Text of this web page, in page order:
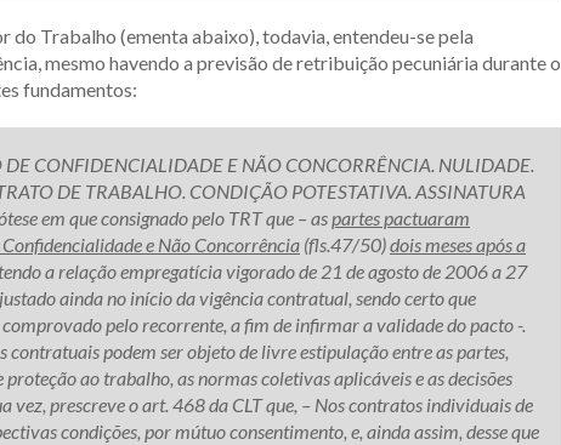
do Trabalho (ementa abaixo), todavia, entendeu-se pela
mesmo havendo a previsão de retribuição pecuniária durante o
fundamentos:
DE CONFIDENCIALIDADE E NÃO CONCORRÊNCIA. NULIDADE.
DE TRABALHO. CONDIÇÃO POTESTATIVA. ASSINATURA
em que consignado pelo TRT que – aspartes pactuaram
e Não Concorrência (fls.47/50)dois meses após a
a relação empregatícia vigorado de 21 de agosto de 2006 a 27
ainda no início da vigência contratual, sendo certo que
pelo recorrente, a fim de infirmar a validade do pacto -.
contratuais podem ser objeto de livre estipulação entre as partes,
proteção ao trabalho, as normas coletivas aplicáveis e as decisões
vez, prescreve o art. 468 da CLT que, – Nos contratos individuais de
condições, por mútuo consentimento, e, ainda assim, desse que